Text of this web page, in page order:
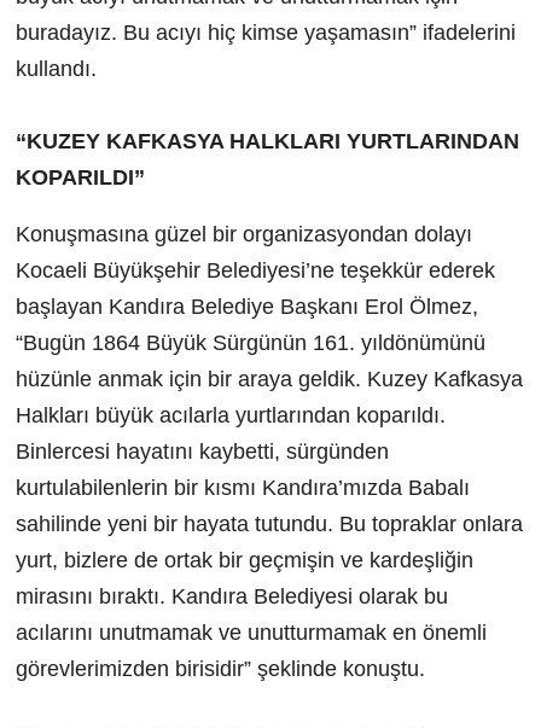
buradayız. Bu acıyı hiç kimse yaşamasın” ifadelerini
kullandı.
“KUZEY KAFKASYA HALKLARI YURTLARINDAN
KOPARILDI”
Konuşmasına güzel bir organizasyondan dolayı
Kocaeli Büyükşehir Belediyesi’ne teşekkür ederek
başlayan Kandıra Belediye Başkanı Erol Ölmez,
“Bugün 1864 Büyük Sürgünün 161. yıldönümünü
hüzünle anmak için bir araya geldik. Kuzey Kafkasya
Halkları büyük acılarla yurtlarından koparıldı.
Binlercesi hayatını kaybetti, sürgünden
kurtulabilenlerin bir kısmı Kandıra’mızda Babalı
sahilinde yeni bir hayata tutundu. Bu topraklar onlara
yurt, bizlere de ortak bir geçmişin ve kardeşliğin
mirasını bıraktı. Kandıra Belediyesi olarak bu
acılarını unutmamak ve unutturmamak en önemli
görevlerimizden birisidir” şeklinde konuştu.